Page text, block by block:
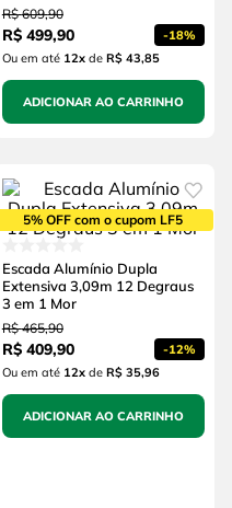
R$ 609,90
R$ 499,90 -18%
Ou em até 12xde R$ 43,85
ADICIONAR AO CARRINHO
5% OFF com o cupom LF5
Escada Alumínio Dupla
Extensiva 3,09m 12 Degraus
3 em 1 Mor
R$ 465,90
R$ 409,90 -12%
Ou em até 12xde R$ 35,96
ADICIONAR AO CARRINHO